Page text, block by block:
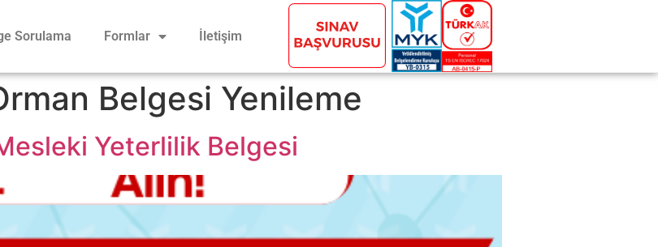
Sorulama Formlar İletişim
Belgesi Yenileme
Yeterlilik Belgesi